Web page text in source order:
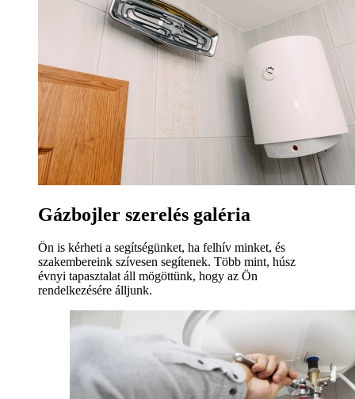
Gázbojler szerelés galéria
Ön is kérheti a segítségünket, ha felhív minket, és
szakembereink szívesen segítenek. Több mint, húsz
évnyi tapasztalat áll mögöttünk, hogy az Ön
rendelkezésére álljunk.